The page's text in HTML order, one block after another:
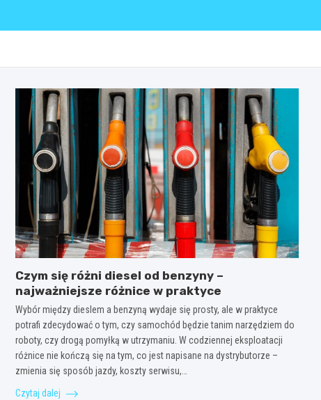
Czym się różni diesel od benzyny –
najważniejsze różnice w praktyce
Wybór między dieslem a benzyną wydaje się prosty, ale w praktyce
potrafi zdecydować o tym, czy samochód będzie tanim narzędziem do
roboty, czy drogą pomyłką w utrzymaniu. W codziennej eksploatacji
różnice nie kończą się na tym, co jest napisane na dystrybutorze –
zmienia się sposób jazdy, koszty serwisu,…
Czytaj dalej